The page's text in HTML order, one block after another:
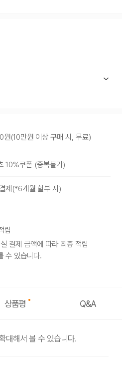
원(10만원 이상 구매 시, 무료)
10%쿠폰(중복불가)
제(*6개월 할부 시)
립
결제 금액에 따라 최종 적립
수 있습니다.
상품평 Q&A
대해서 볼 수 있습니다.